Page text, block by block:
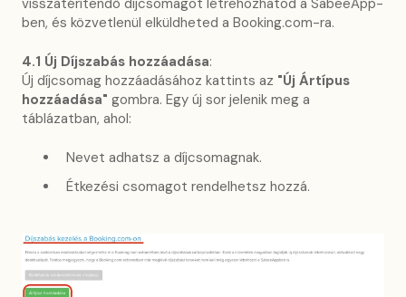
ben, és közvetlenül elküldheted a Booking.com-ra.
4.1 Új Díjszabás hozzáadása:
Új díjcsomag hozzáadásához kattints az "Új Ártípus
hozzáadása" gombra. Egy új sor jelenik meg a
táblázatban, ahol:
Nevet adhatsz a díjcsomagnak.
Étkezési csomagot rendelhetsz hozzá.